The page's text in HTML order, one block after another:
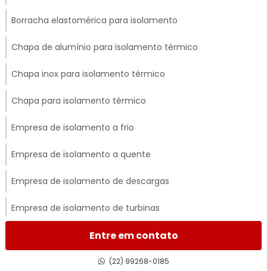
Borracha elastomérica para isolamento
Chapa de alumínio para isolamento térmico
Chapa inox para isolamento térmico
Chapa para isolamento térmico
Empresa de isolamento a frio
Empresa de isolamento a quente
Empresa de isolamento de descargas
Empresa de isolamento de turbinas
Empresa de isolamento térmico
Empresa de isolamento térmico de dutos
Entre em contato
(22) 99268-0185